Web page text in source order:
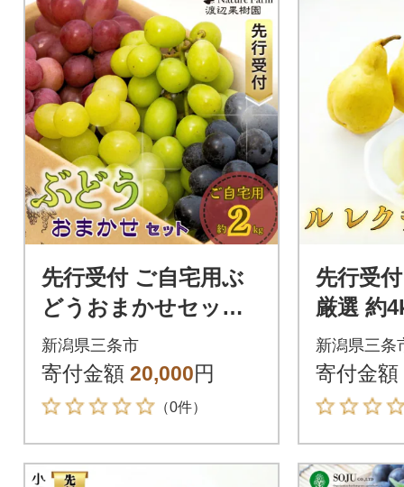
先行受付 ご自宅用ぶ
どうおまかせセット
約2kg 令和8年度 三条
市産 【020S131】
新潟県三条市
寄付金額 20,000円
（0件）
先行受
厳選 約
[小野里
S039】
新潟県三条
寄付金額